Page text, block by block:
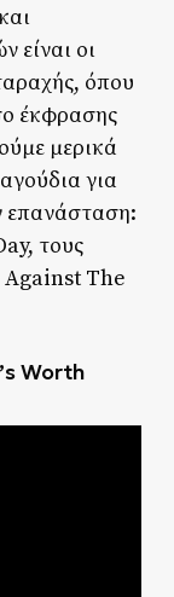
είναι οι
όπου
έκφρασης
μερικά
για
επανάσταση:
τους
Against The
Worth